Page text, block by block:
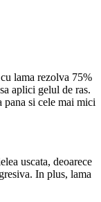
lama rezolva 75%
aplici gelul de ras.
pana si cele mai mici
uscata, deoarece
In plus, lama